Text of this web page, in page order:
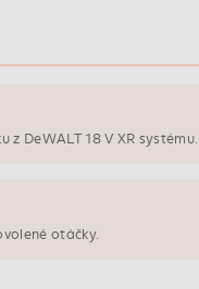
DeWALT 18 V XR systému.
otáčky.